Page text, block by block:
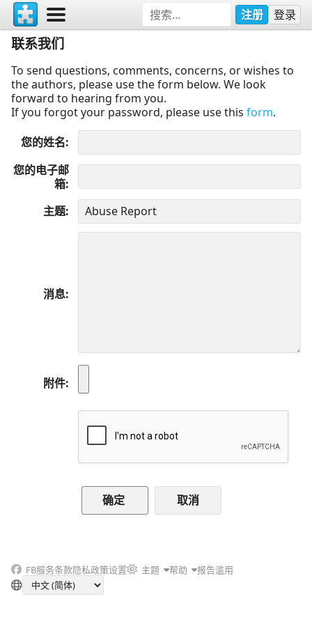
注册 登录
联系我们
To send questions, comments, concerns, or wishes to
the authors, please use the form below. We look
forward to hearing from you.
If you forgot your password, please use this form.
您的姓名
您的电子邮
箱
主题
消息
附件
取消
FB服务条款隐私政策设置 主题 帮助 报告滥用